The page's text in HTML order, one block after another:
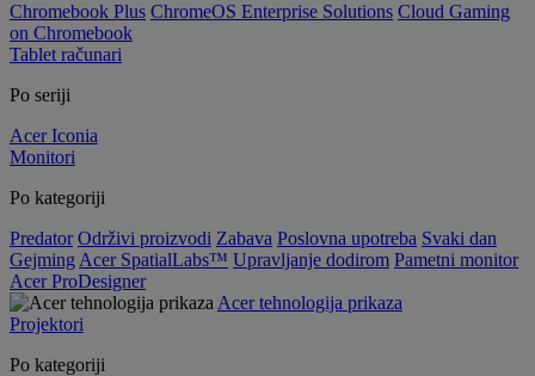
Chromebook Plus ChromeOS Enterprise Solutions Cloud Gaming
on Chromebook
Tablet računari
Po seriji
Acer Iconia
Monitori
Po kategoriji
Predator Održivi proizvodi Zabava Poslovna upotreba Svaki dan
Gejming Acer SpatialLabs™ Upravljanje dodirom Pametni monitor
Acer ProDesigner
Acer tehnologija prikaza
Projektori
Po kategoriji